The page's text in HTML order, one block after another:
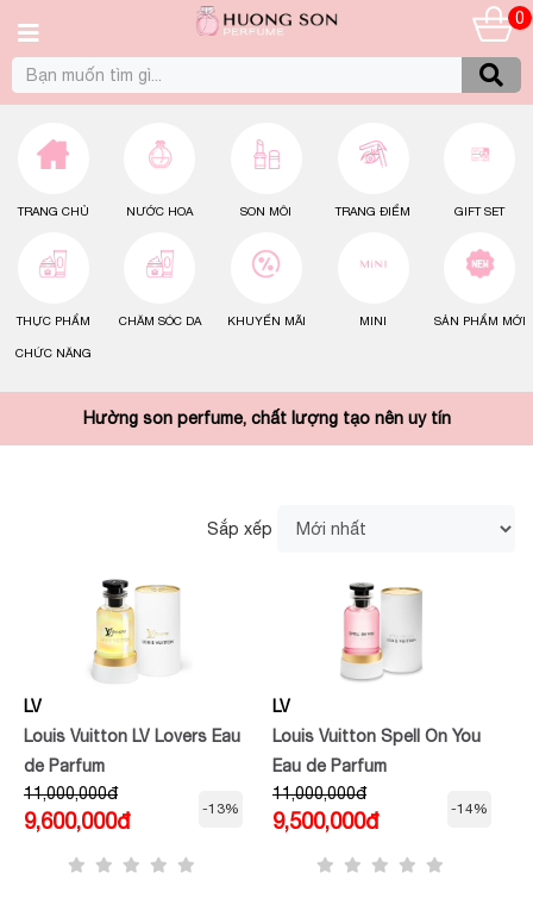
0
TRANG CHỦ NƯỚC HOA SON MÔI TRANG ĐIỂM GIFT SET
THỰC PHẨM
CHỨC NĂNG
CHĂM SÓC DA KHUYẾN MÃI MINI SẢN PHẨM MỚI
Hường son perfume, chất lượng tạo nên uy tín
Sắp xếp
LV
Louis Vuitton LV Lovers Eau
de Parfum
11,000,000đ
9,600,000đ
-13%
LV
Louis Vuitton Spell On You
Eau de Parfum
11,000,000đ
9,500,000đ
-14%